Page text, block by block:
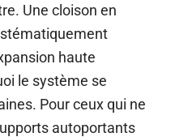
Une cloison en
haute
le système se
Pour ceux qui ne
autoportants